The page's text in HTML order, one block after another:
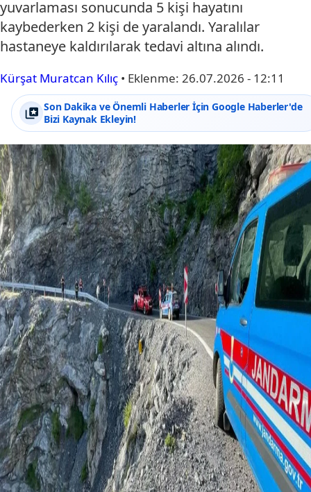
yuvarlaması sonucunda 5 kişi hayatını
kaybederken 2 kişi de yaralandı. Yaralılar
hastaneye kaldırılarak tedavi altına alındı.
Kürşat Muratcan Kılıç • Eklenme: 26.07.2026 - 12:11
Son Dakika ve Önemli Haberler İçin Google Haberler'de
Bizi Kaynak Ekleyin!